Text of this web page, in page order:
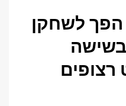
הפך לשחקן
רצופים